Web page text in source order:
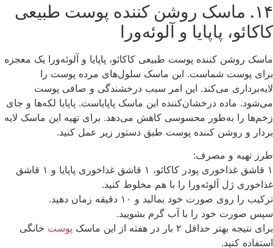
۱۴. ماسک روشن کننده پوست طبیعی
کاکائو، پاپایا و آلوئه‌ورا
ماسک روشن کننده پوست طبیعی کاکائو، پاپایا و آلوئه‌ورا یک معجزه
برای پوست شماست. این ماسک سلول‌های مرده پوست را
لایه‌برداری می‌کند. این امر سبب درخشندگی و صافی پوست
می‌شود. ماده درخشان‌کننده این ماسک پاپایاست. پاپایا لکه‌ها و جای
زخم‌ها را به‌طور محسوسی کاهش می‌دهد. برای تهیه این ماسک لایه
بردار و روشن کننده پوست طبق دستور زیر عمل کنید.
طرز تهیه و مصرف:
۱ قاشق غذاخوری پودر کاکائو، ۱ قاشق غذاخوری پاپایا و ۱ قاشق
غذاخوری ژل آلوئه‌ورا را با هم مخلوط کنید.
ترکیب را روی صورت خود بمالید و ۱۰ دقیقه زمان دهید.
سپس صورت خود را با آب گرم بشویید.
برای نتیجه بهتر حداقل ۲ بار در هفته از این ماسک
پوست خانگی
استفاده کنید.